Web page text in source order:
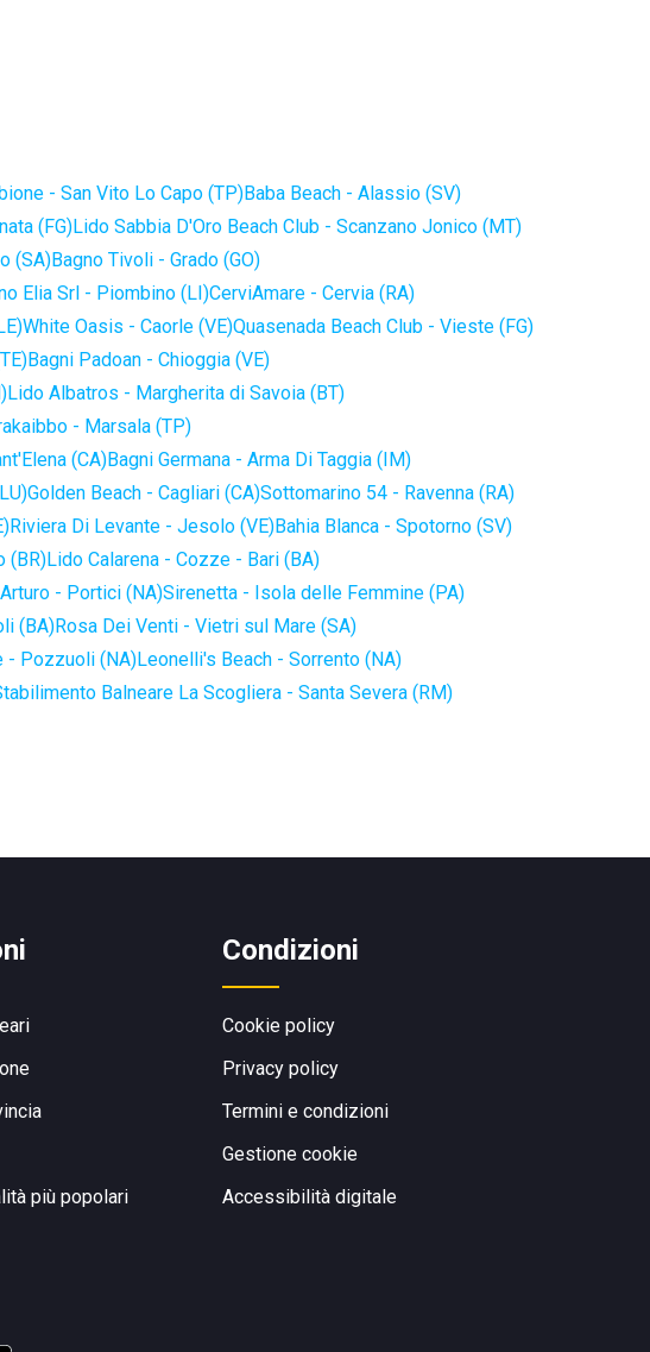
- San Vito Lo Capo (TP)Baba Beach - Alassio (SV)
(FG)Lido Sabbia D'Oro Beach Club - Scanzano Jonico (MT)
(SA)Bagno Tivoli - Grado (GO)
Elia Srl - Piombino (LI)CerviAmare - Cervia (RA)
White Oasis - Caorle (VE)Quasenada Beach Club - Vieste (FG)
Bagni Padoan - Chioggia (VE)
Lido Albatros - Margherita di Savoia (BT)
- Marsala (TP)
(CA)Bagni Germana - Arma Di Taggia (IM)
Golden Beach - Cagliari (CA)Sottomarino 54 - Ravenna (RA)
Riviera Di Levante - Jesolo (VE)Bahia Blanca - Spotorno (SV)
(BR)Lido Calarena - Cozze - Bari (BA)
- Portici (NA)Sirenetta - Isola delle Femmine (PA)
(BA)Rosa Dei Venti - Vietri sul Mare (SA)
- Pozzuoli (NA)Leonelli's Beach - Sorrento (NA)
Balneare La Scogliera - Santa Severa (RM)
più popolari
Condizioni
Cookie policy
Privacy policy
Termini e condizioni
Gestione cookie
Accessibilità digitale